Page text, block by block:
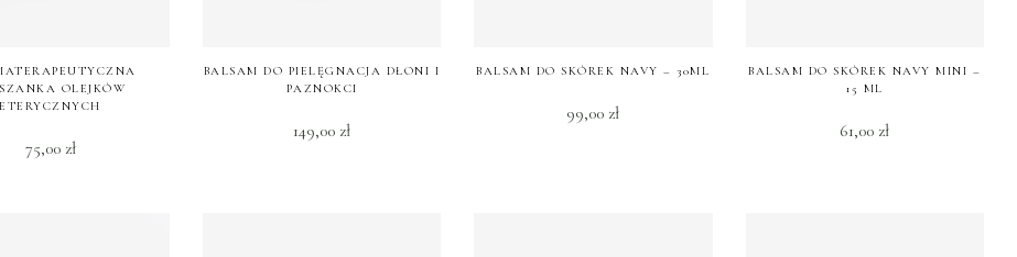
OLEJKÓW
ETERYCZNYCH
75,00 zł
BALSAM DO PIELĘGNACJA DŁONI I
PAZNOKCI
149,00 zł
BALSAM DO SKÓREK NAVY – 30ML
99,00 zł
BALSAM DO SKÓREK NAVY MINI –
15 ML
61,00 zł